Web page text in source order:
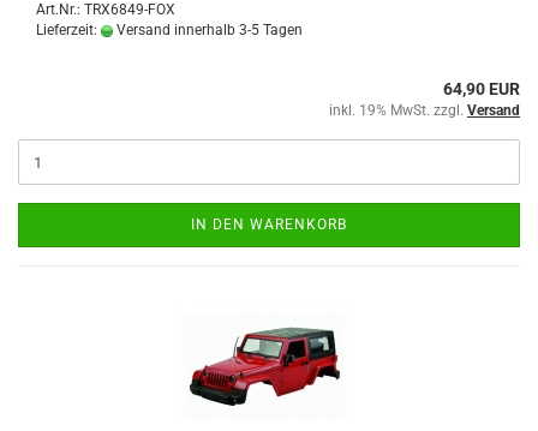
Art.Nr.: TRX6849-FOX
Lieferzeit:
Versand innerhalb 3-5 Tagen
64,90 EUR
inkl. 19% MwSt. zzgl. Versand
IN DEN WARENKORB